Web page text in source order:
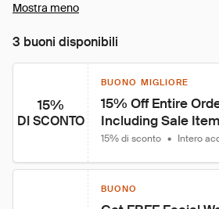
Mostra meno
3 buoni disponibili
15%
DI SCONTO
BUONO MIGLIORE
15% Off Entire
Including Sale
15% di sconto • Intero
BUONO